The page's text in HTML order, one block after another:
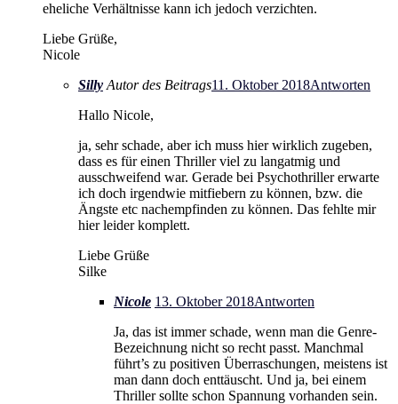
eheliche Verhältnisse kann ich jedoch verzichten.
Liebe Grüße,
Nicole
Silly Autor des Beitrags11. Oktober 2018Antworten
Hallo Nicole,
ja, sehr schade, aber ich muss hier wirklich zugeben,
dass es für einen Thriller viel zu langatmig und
ausschweifend war. Gerade bei Psychothriller erwarte
ich doch irgendwie mitfiebern zu können, bzw. die
Ängste etc nachempfinden zu können. Das fehlte mir
hier leider komplett.
Liebe Grüße
Silke
Nicole 13. Oktober 2018Antworten
Ja, das ist immer schade, wenn man die Genre-
Bezeichnung nicht so recht passt. Manchmal
führt’s zu positiven Überraschungen, meistens ist
man dann doch enttäuscht. Und ja, bei einem
Thriller sollte schon Spannung vorhanden sein.